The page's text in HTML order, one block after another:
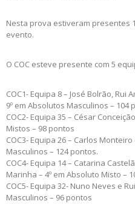
Nesta prova estiveram presentes
evento.
O COC esteve presente com 5
COC1- Equipa 8 – José Bolrão, Rui
9º em Absolutos Masculinos – 104
COC2- Equipa 35 – César
Mistos – 98 pontos
COC3- Equipa 26 – Carlos
Masculinos – 124 pontos.
COC4- Equipa 14 – Catarina
Marinha – 4º em Absoluto Misto –
COC5- Equipa 32- Nuno Neves e
Masculinos – 96 pontos